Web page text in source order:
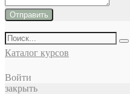
Отправить
Каталог курсов
Войти
закрыть